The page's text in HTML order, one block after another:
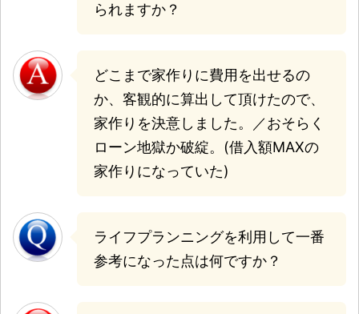
られますか？
どこまで家作りに費用を出せるの
か、客観的に算出して頂けたので、
家作りを決意しました。／おそらく
ローン地獄か破綻。(借入額MAXの
家作りになっていた)
ライフプランニングを利用して一番
参考になった点は何ですか？